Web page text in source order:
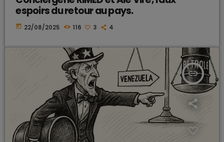
espoirs du retour au pays.
today 22/08/2025 116 3 4
insert_link